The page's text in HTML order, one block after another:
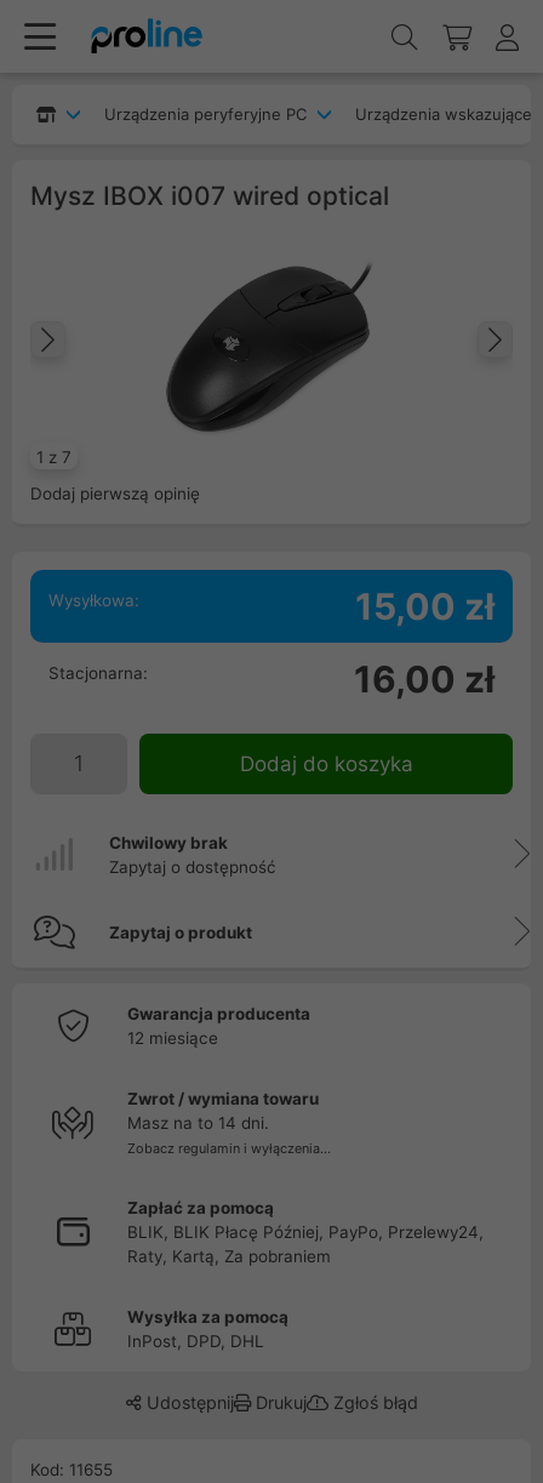
Urządzenia peryferyjne PC Urządzenia wskazujące
Mysz IBOX i007 wired optical
1 z 7
Poprzedni
Dodaj pierwszą opinię
Wysyłkowa: 15,00 zł
Stacjonarna: 16,00 zł
Dodaj do koszyka
Chwilowy brak
Zapytaj o dostępność
Zapytaj o produkt
Gwarancja producenta
12 miesiące
Zwrot / wymiana towaru
Masz na to 14 dni.
Zobacz regulamin i wyłączenia...
Zapłać za pomocą
BLIK, BLIK Płacę Później, PayPo, Przelewy24,
Raty, Kartą, Za pobraniem
Wysyłka za pomocą
InPost, DPD, DHL
Udostępnij Drukuj Zgłoś błąd
Kod: 11655